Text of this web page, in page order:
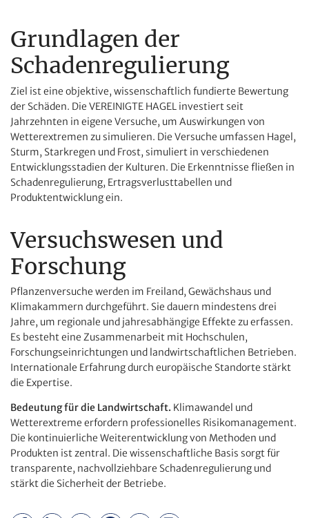
Grundlagen der
Schadenregulierung
Ziel ist eine objektive, wissenschaftlich fundierte Bewertung
der Schäden. Die VEREINIGTE HAGEL investiert seit
Jahrzehnten in eigene Versuche, um Auswirkungen von
Wetterextremen zu simulieren. Die Versuche umfassen Hagel,
Sturm, Starkregen und Frost, simuliert in verschiedenen
Entwicklungsstadien der Kulturen. Die Erkenntnisse fließen in
Schadenregulierung, Ertragsverlusttabellen und
Produktentwicklung ein.
Versuchswesen und
Forschung
Pflanzenversuche werden im Freiland, Gewächshaus und
Klimakammern durchgeführt. Sie dauern mindestens drei
Jahre, um regionale und jahresabhängige Effekte zu erfassen.
Es besteht eine Zusammenarbeit mit Hochschulen,
Forschungseinrichtungen und landwirtschaftlichen Betrieben.
Internationale Erfahrung durch europäische Standorte stärkt
die Expertise.
Bedeutung für die Landwirtschaft. Klimawandel und
Wetterextreme erfordern professionelles Risikomanagement.
Die kontinuierliche Weiterentwicklung von Methoden und
Produkten ist zentral. Die wissenschaftliche Basis sorgt für
transparente, nachvollziehbare Schadenregulierung und
stärkt die Sicherheit der Betriebe.